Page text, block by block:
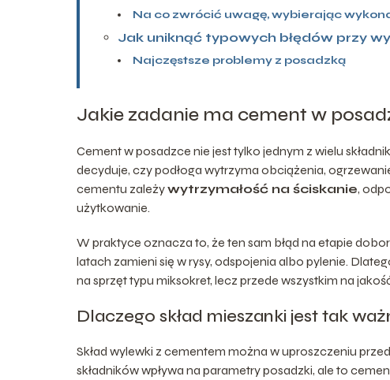
Na co zwrócić uwagę, wybierając
Jak uniknąć typowych błędów przy
Najczęstsze problemy z posadzką
Jakie zadanie ma cement w
Cement w posadzce nie jest tylko jednym z wielu
decyduje, czy podłoga wytrzyma obciążenia,
cementu zależywytrzymałość na ściskanie,
użytkowanie.
W praktyce oznacza to, że ten sam błąd na etapie
latach zamieni się w rysy, odspojenia albo pylenie.
na sprzęt typu miksokret, lecz przede wszystkim na
Dlaczego skład mieszanki jest tak
Skład wylewki z cementem można w uproszczeniu
składników wpływa na parametry posadzki, ale to